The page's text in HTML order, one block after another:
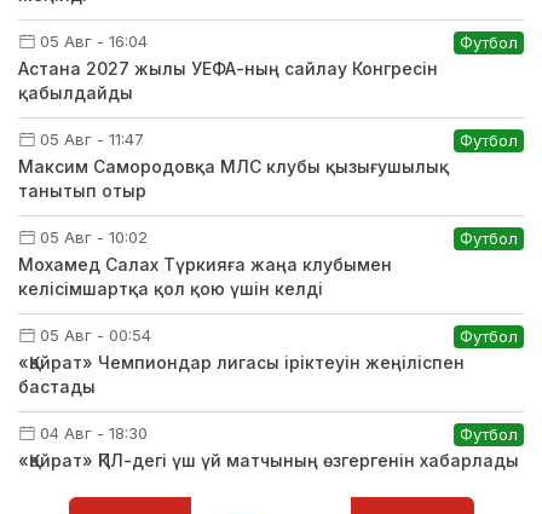
05 Авг - 16:04 Футбол
Астана 2027 жылы УЕФА-ның сайлау Конгресін
қабылдайды
05 Авг - 11:47 Футбол
Максим Самородовқа МЛС клубы қызығушылық
танытып отыр
05 Авг - 10:02 Футбол
Мохамед Салах Түркияға жаңа клубымен
келісімшартқа қол қою үшін келді
05 Авг - 00:54 Футбол
«Қайрат» Чемпиондар лигасы іріктеуін жеңіліспен
бастады
04 Авг - 18:30 Футбол
«Қайрат» ҚПЛ-дегі үш үй матчының өзгергенін хабарлады